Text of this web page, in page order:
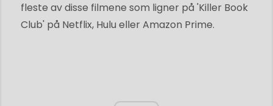
fleste av disse filmene som ligner på 'Killer Book
Club' på Netflix, Hulu eller Amazon Prime.